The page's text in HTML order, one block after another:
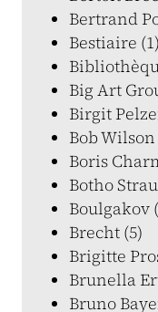
Bertrand
Bestiaire (1)
Big Art
Birgit
Bob Wilson
Boris
Botho
Boulgakov
Brecht (5)
Brigitte
Brunella
Bruno